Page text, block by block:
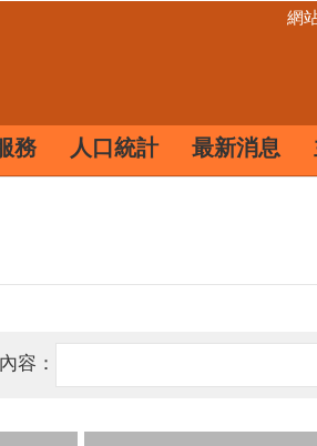
網
務 人口統計 最新消息
內容：